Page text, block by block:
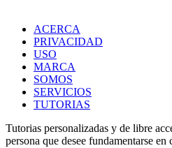
ACERCA
PRIVACIDAD
USO
MARCA
SOMOS
SERVICIOS
TUTORIAS
Tutorias personalizadas y de libre
persona que desee fundamentarse en